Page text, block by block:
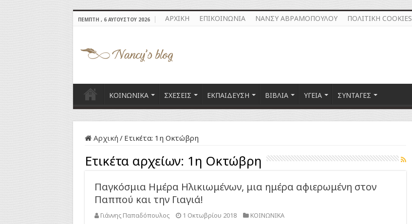
ΠΈΜΠΤΗ , 6 ΑΥΓΟΎΣΤΟΥ 2026 ΑΡΧΙΚΗ ΕΠΙΚΟΙΝΩΝΙΑ ΝΑΝΣΥ ΑΒΡΑΜΟΠΟΥΛΟΥ ΠΟΛΙΤΙΚΗ COOKIES
ΚΟΙΝΩΝΙΚΑ ΣΧΕΣΕΙΣ ΕΚΠΑΙΔΕΥΣΗ ΒΙΒΛΙΑ ΥΓΕΙΑ ΣΥΝΤΑΓΕΣ
Αρχική / Ετικέτα: 1η Οκτώβρη
Ετικέτα αρχείων: 1η Οκτώβρη
Παγκόσμια Ημέρα Ηλικιωμένων, μια ημέρα αφιερωμένη στον
Παππού και την Γιαγιά!
Γιάννης Παπαδόπουλος 1 Οκτωβρίου 2018 ΚΟΙΝΩΝΙΚΑ